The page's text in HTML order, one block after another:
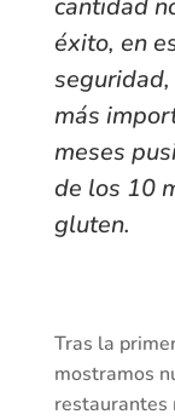
cantidad
éxito, en
más
meses
de los 10
gluten.
Tras la
mostramos
restaurantes